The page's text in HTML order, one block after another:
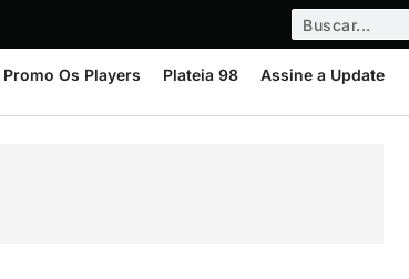
Promo Os Players Plateia 98 Assine a Update